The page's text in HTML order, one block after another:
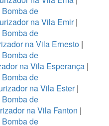
de
na Vila Emir|
de
na Vila Ernesto |
de
na Vila Esperança |
de
na Vila Ester|
de
na Vila Fanton |
de